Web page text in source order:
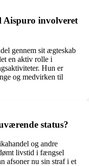
Aispuro involveret
gennem sit ægteskab
en aktiv rolle i
Hun er
og medvirken til
status?
og andre
livstid i fængsel
afsoner nu sin straf i et